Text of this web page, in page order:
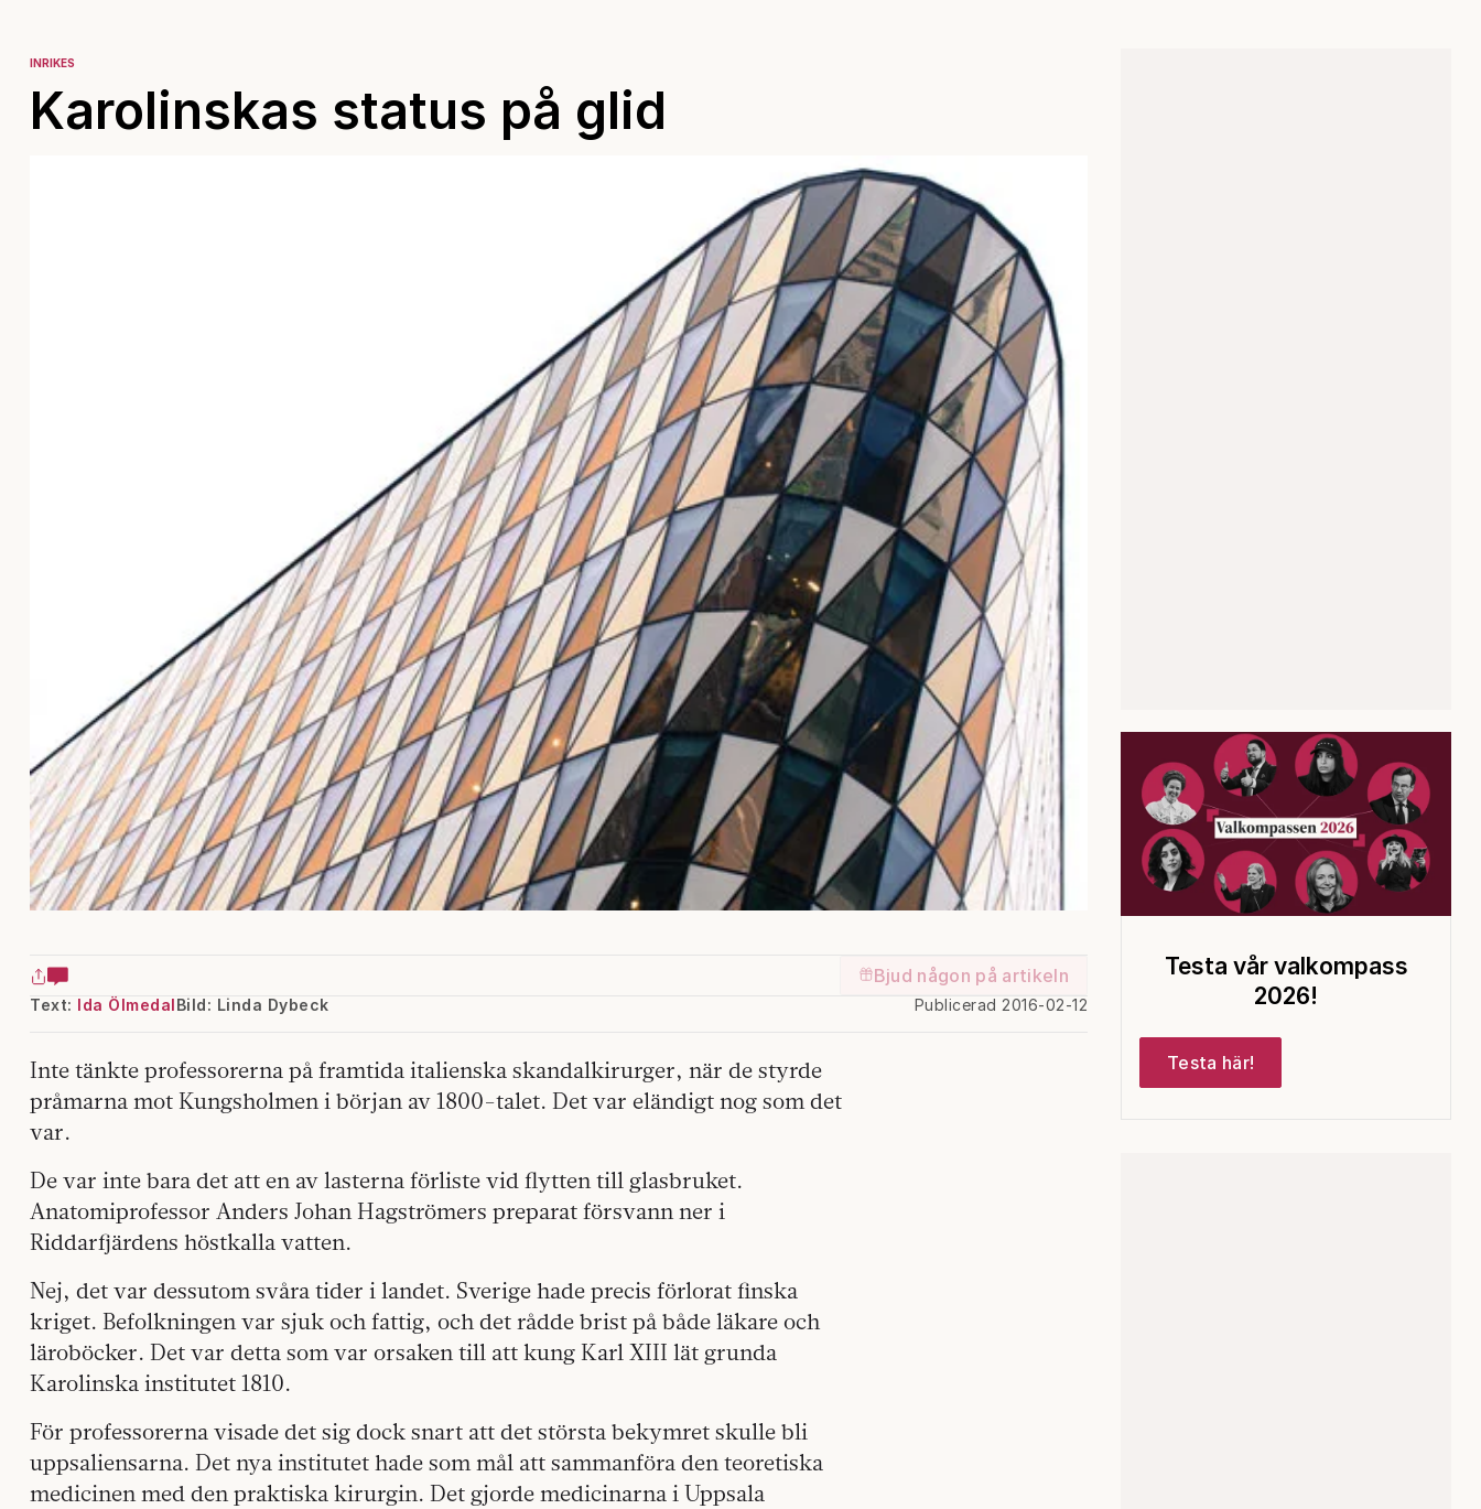
INRIKES
Karolinskas status på glid
Bjud någon på artikeln
Text: Ida Ölmedal Publicerad 2016-02-12
Bild: Linda Dybeck
Inte tänkte professorerna på framtida italienska skandalkirurger, när de styrde
pråmarna mot Kungsholmen i början av 1800-talet. Det var eländigt nog som det
var.
De var inte bara det att en av lasterna förliste vid flytten till glasbruket.
Anatomiprofessor Anders Johan Hagströmers preparat försvann ner i
Riddarfjärdens höstkalla vatten.
Nej, det var dessutom svåra tider i landet. Sverige hade precis förlorat finska
kriget. Befolkningen var sjuk och fattig, och det rådde brist på både läkare och
läroböcker. Det var detta som var orsaken till att kung Karl XIII lät grunda
Karolinska institutet 1810.
För professorerna visade det sig dock snart att det största bekymret skulle bli
uppsaliensarna. Det nya institutet hade som mål att sammanföra den teoretiska
medicinen med den praktiska kirurgin. Det gjorde medicinarna i Uppsala
Testa vår valkompass
2026!
Testa här!